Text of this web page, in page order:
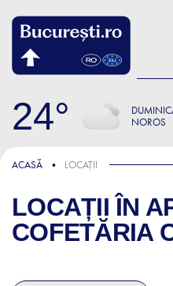
24
NOROS
ACASĂ LOCAȚII
LOCAȚII ÎN
COFETĂRIA